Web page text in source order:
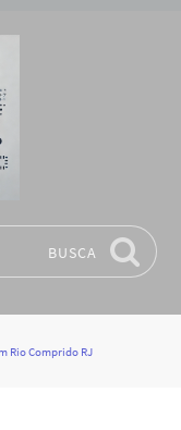
BUSCA
Rio Comprido RJ